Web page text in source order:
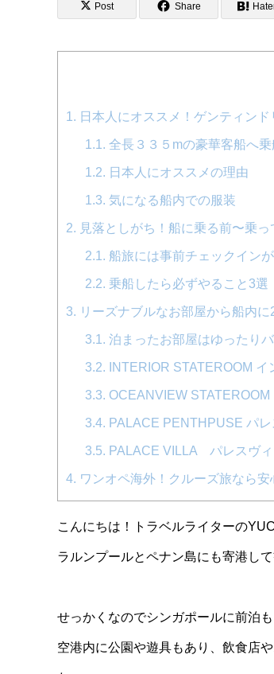
Post Share
1. 日本人にオススメ！ゲンティンド
1.1. 全長３３５mの豪華客船へ乗
1.2. 日本人にオススメの理由
1.3. 気になる船内での服装
2. 見落としがち！船に乗る前〜乗っ
2.1. 船旅には事前チェックイン
2.2. 乗船したら必ずやること3選
3. リーズナブルなお部屋から船内
3.1. 泊まったお部屋はゆったり
3.2. INTERIOR STATEROOM
3.3. OCEANVIEW
3.4. PALACE PENTHPUSE パ
3.5. PALACE VILLA パレスヴィ
4. ワンオペ海外！クルーズ旅なら安
こんにちは！トラベルライターの
ラルンプールとペナン島にも寄港し
せっかくなのでシンガポールに前泊
空港内に公園や遊具もあり、飲食店